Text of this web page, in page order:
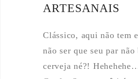
ARTESANAIS
Clássico, aqui não tem
não ser que seu par não
cerveja né?!